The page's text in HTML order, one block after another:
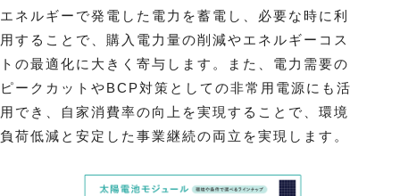
エネルギーで発電した電力を蓄電し、必要な時に利
用することで、購入電力量の削減やエネルギーコス
トの最適化に大きく寄与します。また、電力需要の
ピークカットやBCP対策としての非常用電源にも活
用でき、自家消費率の向上を実現することで、環境
負荷低減と安定した事業継続の両立を実現します。